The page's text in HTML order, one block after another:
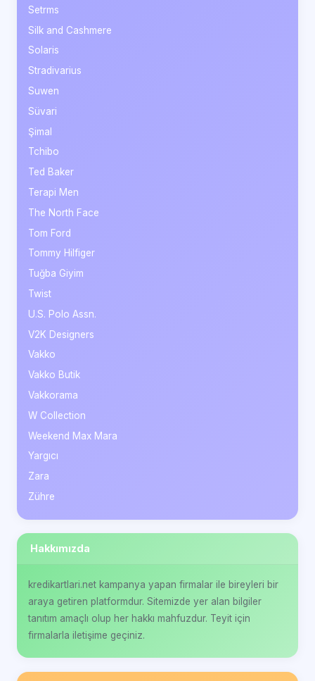
Setrms
Silk and Cashmere
Solaris
Stradivarius
Suwen
Süvari
Şimal
Tchibo
Ted Baker
Terapi Men
The North Face
Tom Ford
Tommy Hilfiger
Tuğba Giyim
Twist
U.S. Polo Assn.
V2K Designers
Vakko
Vakko Butik
Vakkorama
W Collection
Weekend Max Mara
Yargıcı
Zara
Zühre
Hakkımızda
kredikartlari.net kampanya yapan firmalar ile bireyleri bir
araya getiren platformdur. Sitemizde yer alan bilgiler
tanıtım amaçlı olup her hakkı mahfuzdur. Teyit için
firmalarla iletişime geçiniz.